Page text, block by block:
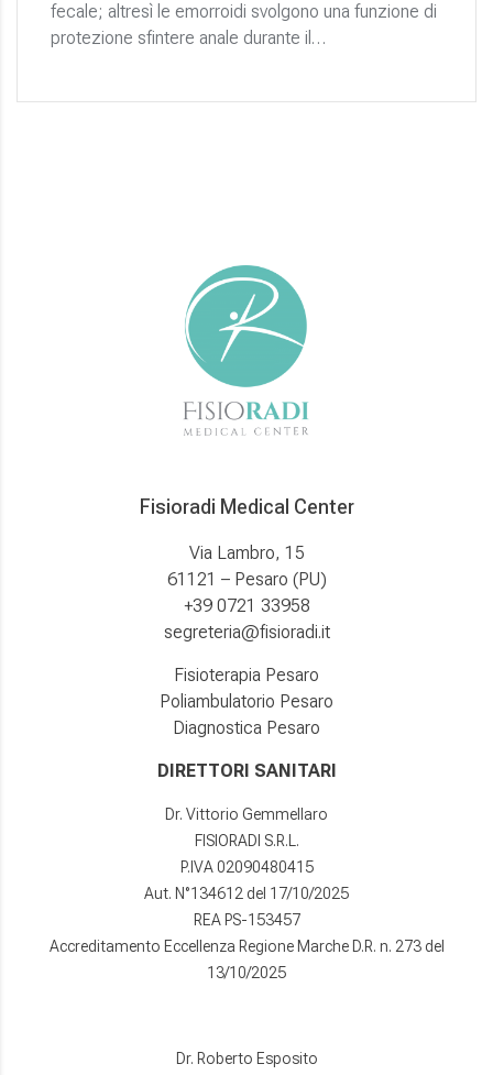
fecale; altresì le emorroidi svolgono una funzione di
protezione sfintere anale durante il…
Fisioradi Medical Center
Via Lambro, 15
61121 – Pesaro (PU)
+39 0721 33958
segreteria@fisioradi.it
Fisioterapia Pesaro
Poliambulatorio Pesaro
Diagnostica Pesaro
DIRETTORI SANITARI
Dr. Vittorio Gemmellaro
FISIORADI S.R.L.
P.IVA 02090480415
Aut. N°134612 del 17/10/2025
REA PS-153457
Accreditamento Eccellenza Regione Marche D.R. n. 273 del
13/10/2025
Dr. Roberto Esposito